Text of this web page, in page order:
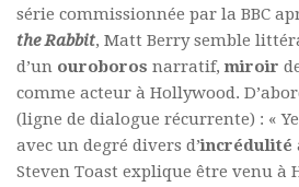
série commissionnée par la BBC
the Rabbit, Matt Berry semble
d’un ouroboros narratif,miroir
comme acteur à Hollywood.
(ligne de dialogue récurrente) : «
avec un degré divers d’incrédulité
Steven Toast explique être venu à